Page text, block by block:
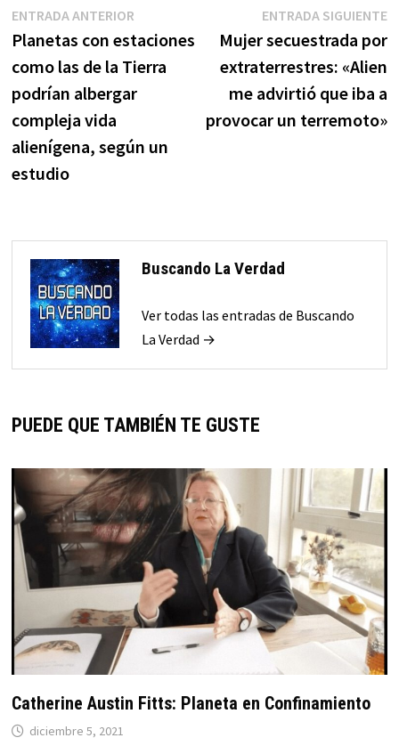
Navegación
de
entradas
ENTRADA ANTERIOREntrada
anterior:
Planetas con estaciones
como las de la Tierra
podrían albergar
compleja vida
alienígena, según un
estudio
ENTRADA SIGUIENTE
Mujer secuestrada por
extraterrestres: «Alien
me advirtió que iba a
provocar un terremoto»
Buscando La Verdad
Ver todas las entradas de Buscando
La Verdad →
PUEDE QUE TAMBIÉN TE GUSTE
⁣Catherine Austin Fitts: Planeta en Confinamiento
diciembre 5, 2021